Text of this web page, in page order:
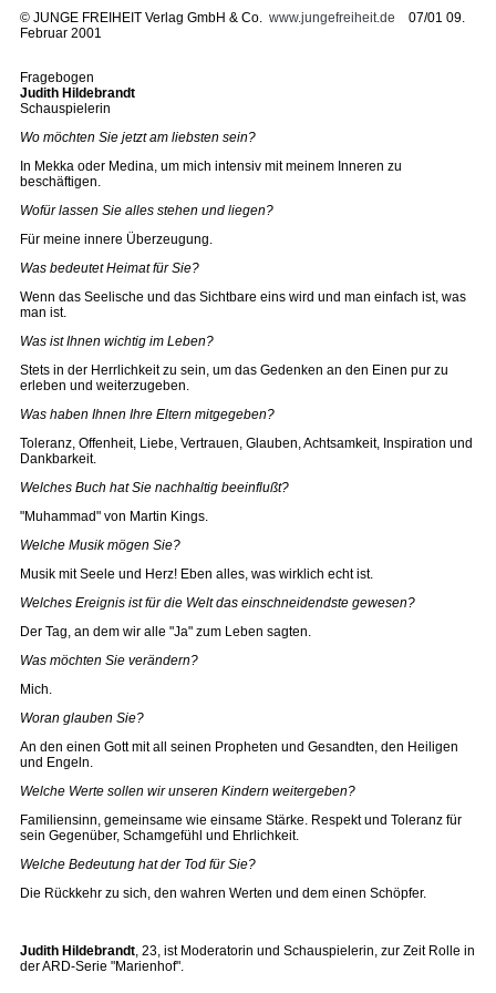
© JUNGE FREIHEIT Verlag GmbH & Co. www.jungefreiheit.de 07/01 09.
Februar 2001
Fragebogen
Judith Hildebrandt
Schauspielerin
Wo möchten Sie jetzt am liebsten sein?
In Mekka oder Medina, um mich intensiv mit meinem Inneren zu
beschäftigen.
Wofür lassen Sie alles stehen und liegen?
Für meine innere Überzeugung.
Was bedeutet Heimat für Sie?
Wenn das Seelische und das Sichtbare eins wird und man einfach ist, was
man ist.
Was ist Ihnen wichtig im Leben?
Stets in der Herrlichkeit zu sein, um das Gedenken an den Einen pur zu
erleben und weiterzugeben.
Was haben Ihnen Ihre Eltern mitgegeben?
Toleranz, Offenheit, Liebe, Vertrauen, Glauben, Achtsamkeit, Inspiration und
Dankbarkeit.
Welches Buch hat Sie nachhaltig beeinflußt?
"Muhammad" von Martin Kings.
Welche Musik mögen Sie?
Musik mit Seele und Herz! Eben alles, was wirklich echt ist.
Welches Ereignis ist für die Welt das einschneidendste gewesen?
Der Tag, an dem wir alle "Ja" zum Leben sagten.
Was möchten Sie verändern?
Mich.
Woran glauben Sie?
An den einen Gott mit all seinen Propheten und Gesandten, den Heiligen
und Engeln.
Welche Werte sollen wir unseren Kindern weitergeben?
Familiensinn, gemeinsame wie einsame Stärke. Respekt und Toleranz für
sein Gegenüber, Schamgefühl und Ehrlichkeit.
Welche Bedeutung hat der Tod für Sie?
Die Rückkehr zu sich, den wahren Werten und dem einen Schöpfer.
Judith Hildebrandt, 23, ist Moderatorin und Schauspielerin, zur Zeit Rolle in
der ARD-Serie "Marienhof".